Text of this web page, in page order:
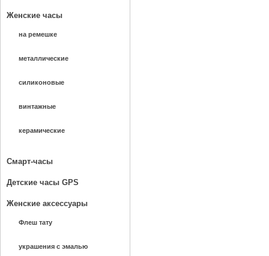
Женские часы
на ремешке
металлические
силиконовые
винтажные
керамические
Смарт-часы
Детские часы GPS
Женские аксессуары
Флеш тату
украшения с эмалью